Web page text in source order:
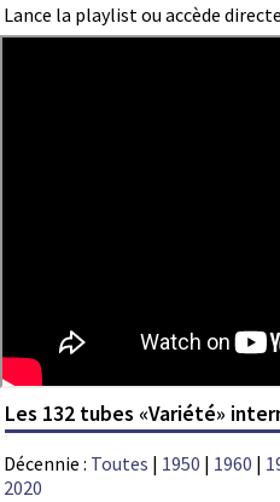
Lance la playlist ou accède
Les 132 tubes «Variété»
Décennie : Toutes | 1950 | 1960 |
2020